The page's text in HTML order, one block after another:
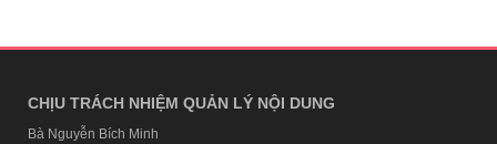
CHỊU TRÁCH NHIỆM QUẢN LÝ NỘI DUNG
Bà Nguyễn Bích Minh